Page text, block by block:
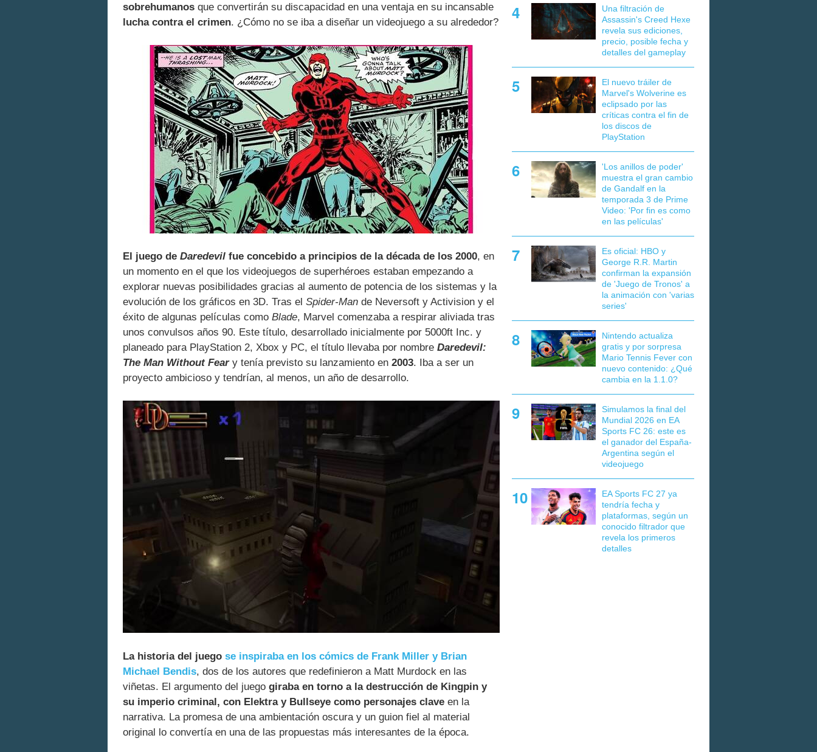
sobrehumanos que convertirán su discapacidad en una ventaja en su incansable
lucha contra el crimen. ¿Cómo no se iba a diseñar un videojuego a su alrededor?
El juego de Daredevil fue concebido a principios de la década de los 2000, en
un momento en el que los videojuegos de superhéroes estaban empezando a
explorar nuevas posibilidades gracias al aumento de potencia de los sistemas y la
evolución de los gráficos en 3D. Tras el Spider-Man de Neversoft y Activision y el
éxito de algunas películas como Blade, Marvel comenzaba a respirar aliviada tras
unos convulsos años 90. Este título, desarrollado inicialmente por 5000ft Inc. y
planeado para PlayStation 2, Xbox y PC, el título llevaba por nombre Daredevil:
The Man Without Feary tenía previsto su lanzamiento en 2003. Iba a ser un
proyecto ambicioso y tendrían, al menos, un año de desarrollo.
La historia del juego se inspiraba en los cómics de Frank Miller y Brian
Michael Bendis, dos de los autores que redefinieron a Matt Murdock en las
viñetas. El argumento del juego giraba en torno a la destrucción de Kingpin y
su imperio criminal, con Elektra y Bullseye como personajes clave en la
narrativa. La promesa de una ambientación oscura y un guion fiel al material
original lo convertía en una de las propuestas más interesantes de la época.
Una filtración de
Assassin's Creed Hexe
revela sus ediciones,
precio, posible fecha y
detalles del gameplay
El nuevo tráiler de
Marvel's Wolverine es
eclipsado por las
críticas contra el fin de
los discos de
PlayStation
'Los anillos de poder'
muestra el gran cambio
de Gandalf en la
temporada 3 de Prime
Video: 'Por fin es como
en las películas'
Es oficial: HBO y
George R.R. Martin
confirman la expansión
de 'Juego de Tronos' a
la animación con 'varias
series'
Nintendo actualiza
gratis y por sorpresa
Mario Tennis Fever con
nuevo contenido: ¿Qué
cambia en la 1.1.0?
Simulamos la final del
Mundial 2026 en EA
Sports FC 26: este es
el ganador del España-
Argentina según el
videojuego
EA Sports FC 27 ya
tendría fecha y
plataformas, según un
conocido filtrador que
revela los primeros
detalles